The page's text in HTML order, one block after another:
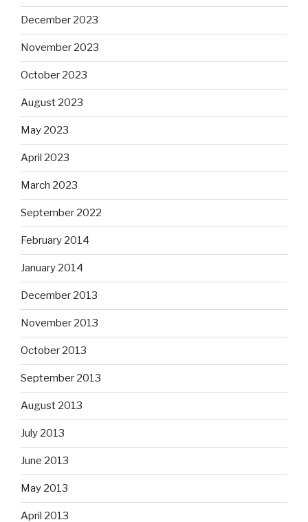
December 2023
November 2023
October 2023
August 2023
May 2023
April 2023
March 2023
September 2022
February 2014
January 2014
December 2013
November 2013
October 2013
September 2013
August 2013
July 2013
June 2013
May 2013
April 2013